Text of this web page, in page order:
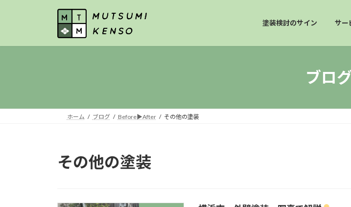
プ
動
塗装検討のサイン サー
ブロ
ホーム ブログ Before▶︎After その他の塗装
その他の塗装